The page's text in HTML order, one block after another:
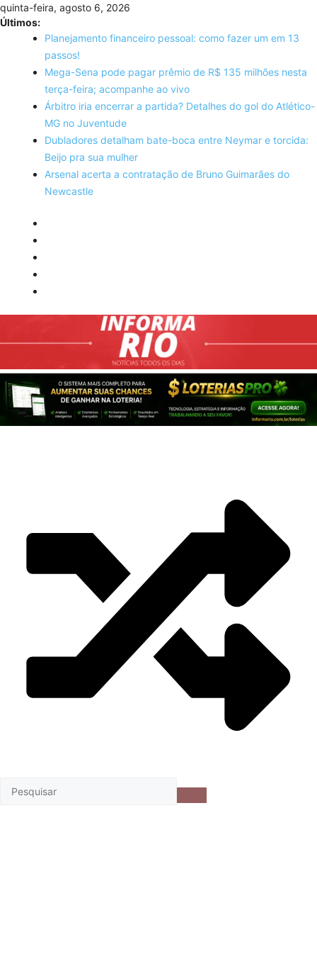
Skip
to
content
quinta-feira, agosto 6, 2026
Últimos:
Planejamento financeiro pessoal: como fazer um em 13
passos!
Mega-Sena pode pagar prêmio de R$ 135 milhões nesta
terça-feira; acompanhe ao vivo
Árbitro iria encerrar a partida? Detalhes do gol do Atlético-
MG no Juventude
Dubladores detalham bate-boca entre Neymar e torcida:
Beijo pra sua mulher
Arsenal acerta a contratação de Bruno Guimarães do
Newcastle